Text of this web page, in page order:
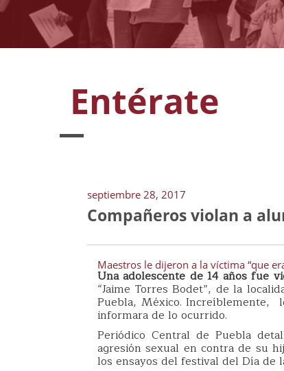
Entérate
septiembre 28, 2017
Compañeros violan a
Maestros le dijeron a la víctima “que
Una adolescente de 14 años fue
“Jaime Torres Bodet”, de la
Puebla, México. Increíblemente,
informara de lo ocurrido.
Periódico Central de Puebla
agresión sexual en contra de su
los ensayos del festival del Día de